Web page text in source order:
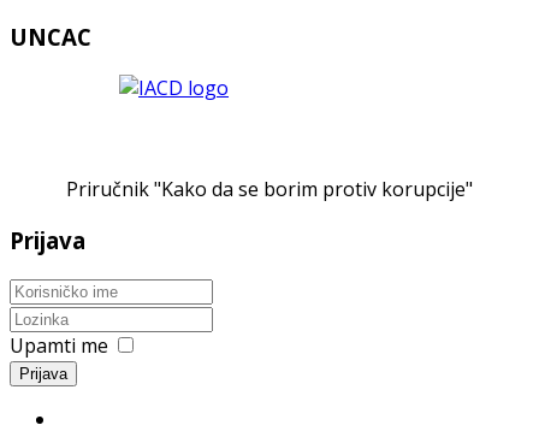
UNCAC
Priručnik "Kako da se borim protiv korupcije"
Prijava
Upamti me
Prijava